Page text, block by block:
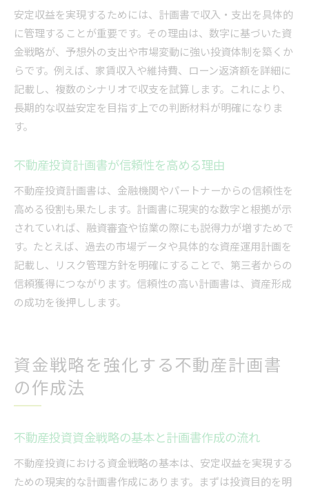
不動産投資計画書で節税効果を高める方法
不動産計画書を活用した資産形成のポイント
不動産投資で節税できる計画書作成の実践例
不動産計画書が資産拡大に与える影響とは
不動産投資計画書で長期的な節税を実現する工
リスクを抑えるための不動産投資計画の考え方
不動産投資計画書でリスクを見える化する方法
不動産投資のリスク管理と計画書作成の基礎
不動産投資計画書が失敗を防ぐ理由を解説
不動産投資で想定されるリスクと計画書対策
不動産投資計画書を活用したリスクコントロー
ル術
不動産投資失敗例から学ぶ計画書の重要性
法
不動産投資計画書で金融機関が注目するポイン
不動産事業計画書が信頼性を高める理由とは
不動産投資計画書で融資成功に導く書き方
安定収益を実現するためには、計画書で収入・支出を具体的
に管理することが重要です。その理由は、数字に基づいた資
金戦略が、予想外の支出や市場変動に強い投資体制を築くか
らです。例えば、家賃収入や維持費、ローン返済額を詳細に
記載し、複数のシナリオで収支を試算します。これにより、
長期的な収益安定を目指す上での判断材料が明確になりま
す。
不動産投資計画書が信頼性を高める理由
不動産投資計画書は、金融機関やパートナーからの信頼性を
高める役割も果たします。計画書に現実的な数字と根拠が示
されていれば、融資審査や協業の際にも説得力が増すためで
す。たとえば、過去の市場データや具体的な資産運用計画を
記載し、リスク管理方針を明確にすることで、第三者からの
信頼獲得につながります。信頼性の高い計画書は、資産形成
の成功を後押しします。
資金戦略を強化する不動産計画書
の作成法
不動産投資資金戦略の基本と計画書作成の流れ
不動産投資における資金戦略の基本は、安定収益を実現する
ための現実的な計画書作成にあります。まずは投資目的を明